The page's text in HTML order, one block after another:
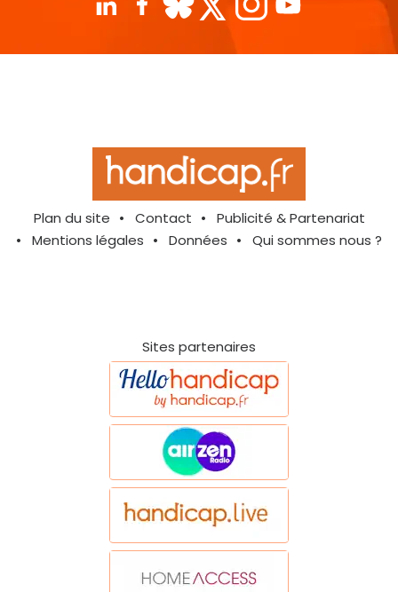
Plan du site Contact
Publicité & Partenariat
Mentions légales
Données Qui sommes nous ?
Sites partenaires